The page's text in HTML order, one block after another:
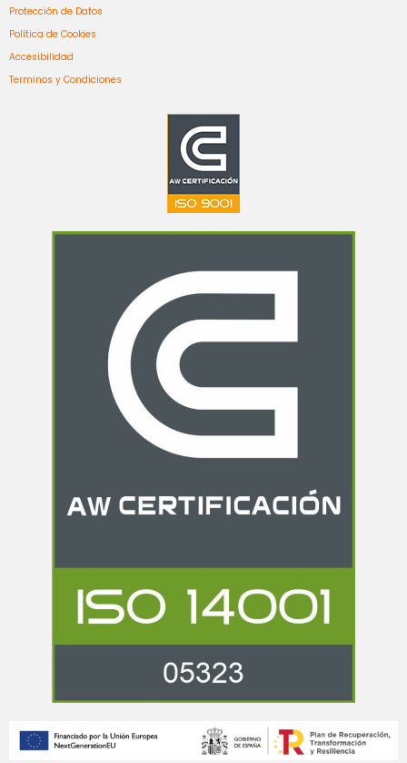
Protección de Datos
Política de Cookies
Accesibilidad
Terminos y Condiciones